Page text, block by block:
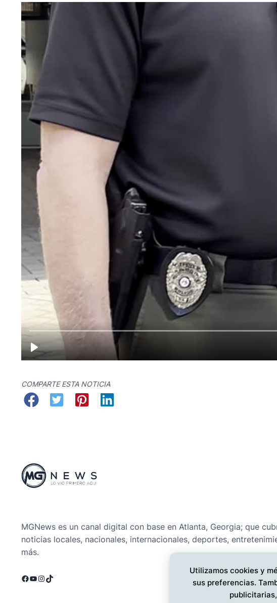
COMPARTE ESTA NOTICIA
MGNews es un canal digital con base en Atlanta, Georgia; que
noticias locales, nacionales, internacionales, deportes,
más.
Facebook
YouTube
Instagram
TikTok
Utilizamos cookies y
sus preferencias.